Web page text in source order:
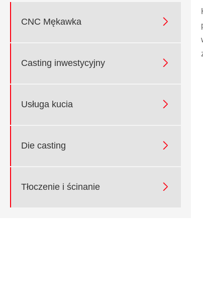
CNC Mękawka 
Casting inwestycyjny 
Usługa kucia 
Die casting 
Tłoczenie i ścinanie 